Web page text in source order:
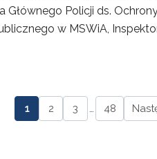
Głównego Policji ds.
w MSWiA,
1 2 3 … 48